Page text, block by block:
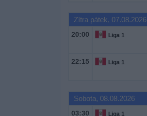
Zítra pátek, 07.08.2026
20:00 Liga 1
22:15 Liga 1
Sobota, 08.08.2026
03:30 Liga 1